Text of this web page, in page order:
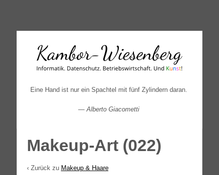
↓
CONTENT
Eine Hand ist nur ein Spachtel mit fünf Zylindern daran.
— Alberto Giacometti
Makeup-Art (022)
‹ Zurück zu Makeup & Haare